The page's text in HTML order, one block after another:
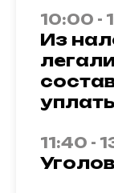
10:00 -
Из
11:40 -